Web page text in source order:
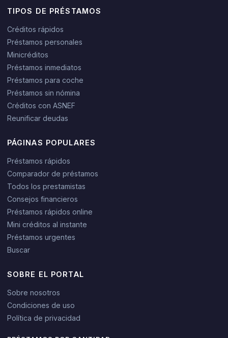
TIPOS DE PRÉSTAMOS
Créditos rápidos
Préstamos personales
Minicréditos
Préstamos inmediatos
Préstamos para coche
Préstamos sin nómina
Créditos con ASNEF
Reunificar deudas
PÁGINAS POPULARES
Préstamos rápidos
Comparador de préstamos
Todos los prestamistas
Consejos financieros
Préstamos rápidos online
Mini créditos al instante
Préstamos urgentes
Buscar
SOBRE EL PORTAL
Sobre nosotros
Condiciones de uso
Política de privacidad